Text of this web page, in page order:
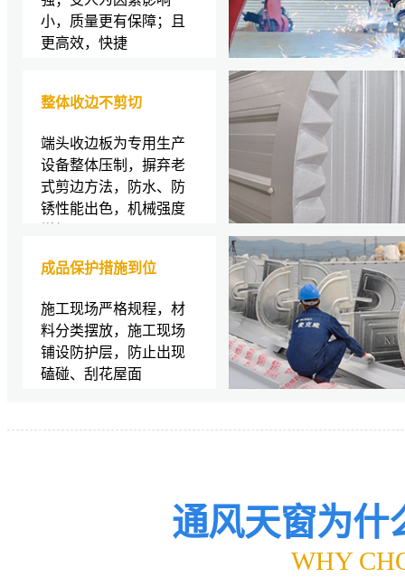
小，质量更有保障；且
更高效，快捷
整体收边不剪切
端头收边板为专用生产
设备整体压制，摒弃老
式剪边方法，防水、防
锈性能出色，机械强度
成品保护措施到位
施工现场严格规程，材
料分类摆放，施工现场
铺设防护层，防止出现
磕碰、刮花屋面
通风天窗为什
WHY